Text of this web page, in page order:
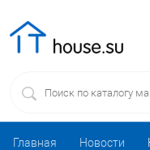
Главная Новости